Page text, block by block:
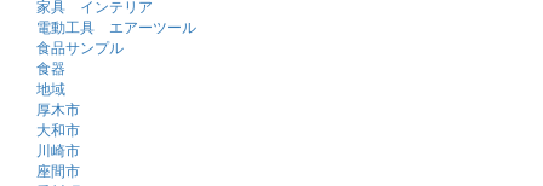
家具 インテリア
電動工具 エアーツール
食品サンプル
食器
地域
厚木市
大和市
川崎市
座間市